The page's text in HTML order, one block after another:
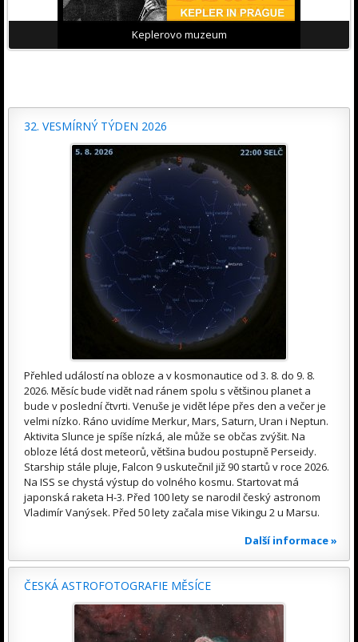
Keplerovo muzeum
32. VESMÍRNÝ TÝDEN 2026
Přehled událostí na obloze a v kosmonautice od 3. 8. do 9. 8.
2026. Měsíc bude vidět nad ránem spolu s většinou planet a
bude v poslední čtvrti. Venuše je vidět lépe přes den a večer je
velmi nízko. Ráno uvidíme Merkur, Mars, Saturn, Uran i Neptun.
Aktivita Slunce je spíše nízká, ale může se občas zvýšit. Na
obloze létá dost meteorů, většina budou postupně Perseidy.
Starship stále pluje, Falcon 9 uskutečnil již 90 startů v roce 2026.
Na ISS se chystá výstup do volného kosmu. Startovat má
japonská raketa H-3. Před 100 lety se narodil český astronom
Vladimír Vanýsek. Před 50 lety začala mise Vikingu 2 u Marsu.
Další informace »
ČESKÁ ASTROFOTOGRAFIE MĚSÍCE